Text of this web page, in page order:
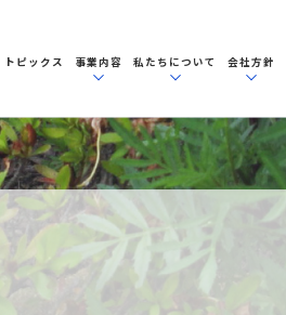
トピックス 事業内容 私たちについて 会社方針